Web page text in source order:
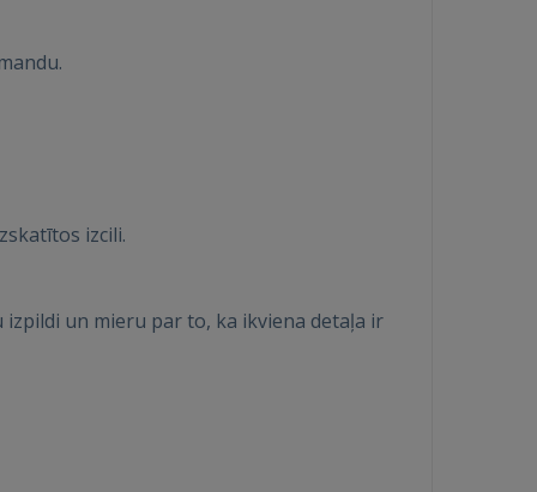
izcili.
un mieru par to, ka ikviena detaļa ir